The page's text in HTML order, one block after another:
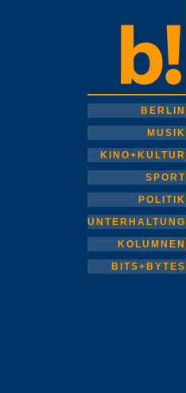
BERLIN
MUSIK
KINO+KULTUR
SPORT
POLITIK
UNTERHALTUNG
KOLUMNEN
BITS+BYTES